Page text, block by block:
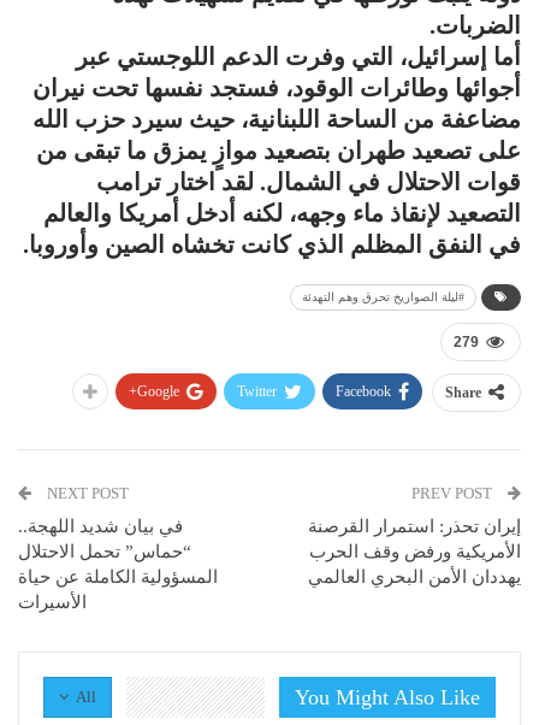
الضربات.
أما إسرائيل، التي وفرت الدعم اللوجستي عبر
أجوائها وطائرات الوقود، فستجد نفسها تحت نيران
مضاعفة من الساحة اللبنانية، حيث سيرد حزب الله
على تصعيد طهران بتصعيد موازٍ يمزق ما تبقى من
قوات الاحتلال في الشمال. لقد اختار ترامب
التصعيد لإنقاذ ماء وجهه، لكنه أدخل أمريكا والعالم
في النفق المظلم الذي كانت تخشاه الصين وأوروبا.
#ليلة الصواريخ تحرق وهم التهدئة
279
Share
Facebook
Twitter
Google+
إيران تحذر: استمرار القرصنة
الأمريكية ورفض وقف الحرب
يهددان الأمن البحري العالمي
NEXT POST
في بيان شديد اللهجة..
“حماس” تحمل الاحتلال
المسؤولية الكاملة عن حياة
الأسيرات
All You Might Also Like